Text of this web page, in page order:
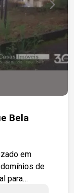
Bela
em
de